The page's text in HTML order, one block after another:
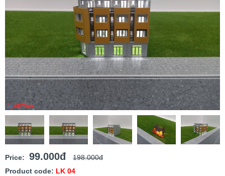
Price: 99.000đ
198.000đ
Product code: LK 04